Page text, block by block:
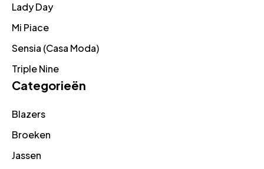
Lady Day
Mi Piace
Sensia (Casa Moda)
Triple Nine
Categorieën
Blazers
Broeken
Jassen